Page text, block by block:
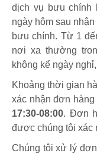
dịch vụ bưu chính
ngày hôm sau
bưu chính. Từ 1
nơi xa thường
không kể ngày
Khoảng thời gian
xác nhận đơn hàng
17:30-08:00. Đơn
được chúng tôi xác
Chúng tôi xử lý